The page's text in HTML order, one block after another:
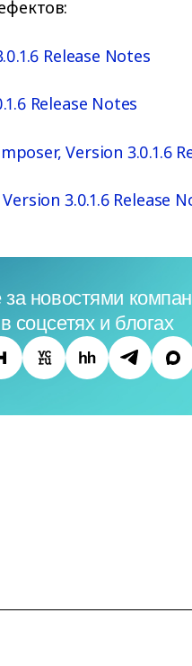
Release Notes
Release Notes
Version 3.0.1.6
3.0.1.6 Release
новостями
в соцсетях и блогах